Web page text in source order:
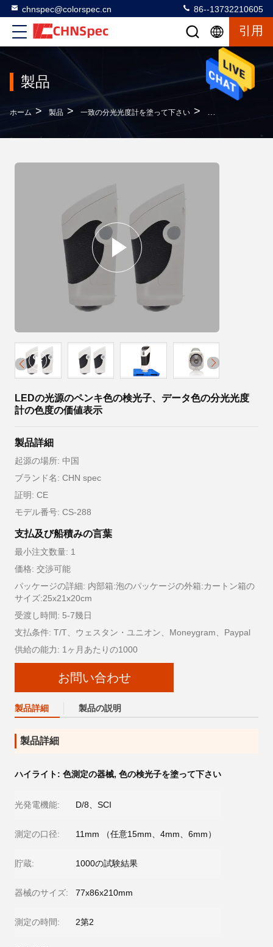
chnspec@colorspec.cn 86--13732210605
引用
製品
ホーム > 製品 > 一致の分光光度計を塗って下さい > LEDの光源のペン
LEDの光源のペンキ色の検光子、データ色の分光光度
計の色度の価値表示
製品詳細
起源の場所: 中国
ブランド名: CHN spec
証明: CE
モデル番号: CS-288
支払及び船積みの言葉
最小注文数量: 1
価格: 交渉可能
パッケージの詳細: 内部箱:泡のパッケージの外箱:カートン箱の
サイズ:25x21x20cm
受渡し時間: 5-7幾日
支払条件: T/T、ウェスタン・ユニオン、Moneygram、Paypal
供給の能力: 1ヶ月あたりの1000
お問い合わせ
製品詳細 製品の説明
製品詳細
ハイライト: 色測定の器械, 色の検光子を塗って下さい
光発電機能: D/8、SCI
測定の口径: 11mm （任意15mm、4mm、6mm）
貯蔵: 1000の試験結果
器械のサイズ: 77x86x210mm
測定の時間: 2第2